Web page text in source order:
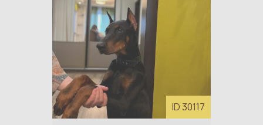
ID 30117